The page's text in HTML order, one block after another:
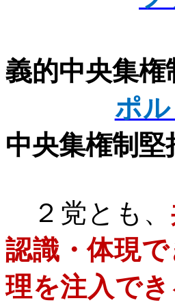
プロ
義的中央集権
ポ
中央集権制 堅
２党とも、
認識・体現で
理を注入でき